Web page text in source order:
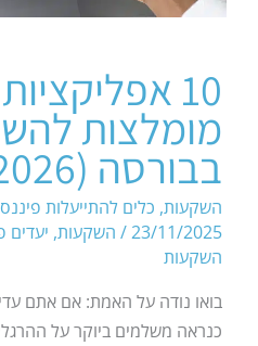
10
מומלצות
בבורסה (2026)
השקעות, כלים להתייעלות
23/11/2025
/ השקעות, יעדים
השקעות
בואו נודה על האמת: אם אתם
כנראה משלמים ביוקר על